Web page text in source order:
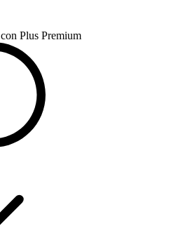
con Plus Premium